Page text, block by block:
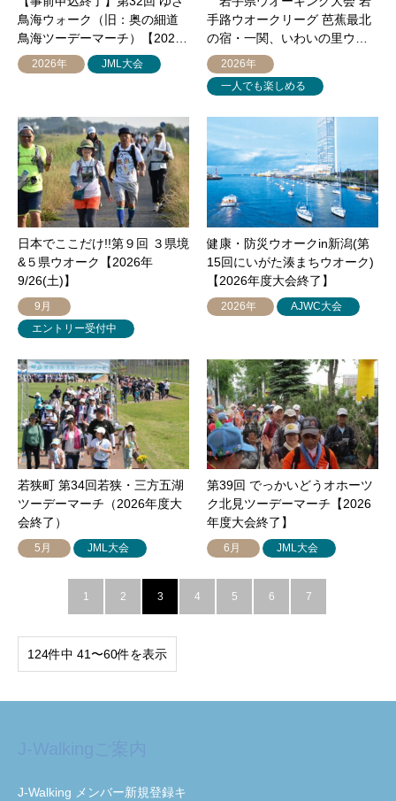
鳥海ウォーク（旧：奥の細道
鳥海ツーデーマーチ）【202…
2026年 JML大会
手路ウオークリーグ 芭蕉最北
の宿・一関、いわいの里ウ…
2026年
一人でも楽しめる
日本でここだけ!!第９回 ３県境
&５県ウオーク【2026年
9/26(土)】
9月
エントリー受付中
健康・防災ウオークin新潟(第
15回にいがた湊まちウオーク)
【2026年度大会終了】
2026年 AJWC大会
若狭町 第34回若狭・三方五湖
ツーデーマーチ（2026年度大
会終了）
5月 JML大会
第39回 でっかいどうオホーツ
ク北見ツーデーマーチ【2026
年度大会終了】
6月 JML大会
1 2 3 4 5 6 7
124件中 41〜60件を表示
J-Walking メンバー新規登録キ